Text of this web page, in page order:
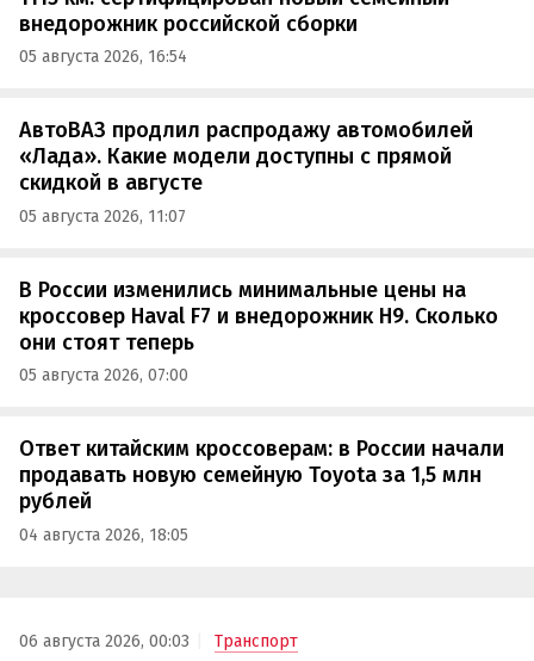
внедорожник российской сборки
05 августа 2026, 16:54
АвтоВАЗ продлил распродажу автомобилей
«Лада». Какие модели доступны с прямой
скидкой в августе
05 августа 2026, 11:07
В России изменились минимальные цены на
кроссовер Haval F7 и внедорожник H9. Сколько
они стоят теперь
05 августа 2026, 07:00
Ответ китайским кроссоверам: в России начали
продавать новую семейную Toyota за 1,5 млн
рублей
04 августа 2026, 18:05
06 августа 2026, 00:03 Транспорт